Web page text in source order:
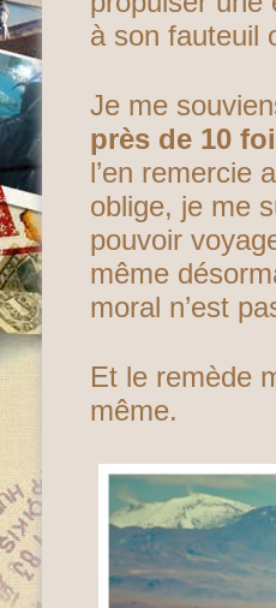
à son fauteuil
Je me
près de 10
l’en remercie
oblige, je me
pouvoir
même
moral n’est
Et le remède
même.